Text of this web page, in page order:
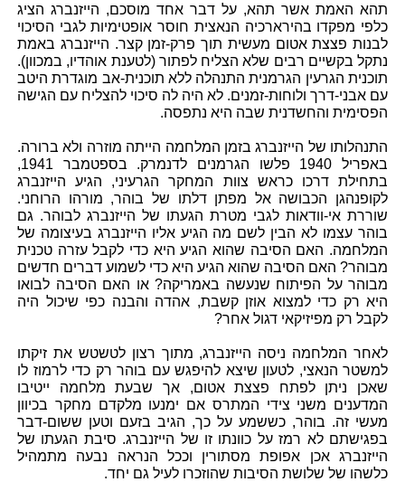
תהא האמת אשר תהא, על דבר אחד מוסכם, הייזנברג הציג
כלפי מפקדו בהירארכיה הנאצית חוסר אופטימיות לגבי הסיכוי
לבנות פצצת אטום מעשית תוך פרק-זמן קצר. הייזנברג באמת
נתקל בקשיים רבים שלא הצליח לפתור (לטענת אוהדיו, במכוון).
תוכנית הגרעין הגרמנית התנהלה ללא תוכנית-אב מוגדרת היטב
עם אבני-דרך ולוחות-זמנים. לא היה לה סיכוי להצליח עם הגישה
הפסימית והחשדנית שבה היא נתפסה.
התנהלותו של הייזנברג בזמן המלחמה הייתה מוזרה ולא ברורה.
באפריל 1940 פלשו הגרמנים לדנמרק. בספטמבר 1941,
בתחילת דרכו כראש צוות המחקר הגרעיני, הגיע הייזנברג
לקופנהגן הכבושה אל מפתן דלתו של בוהר, מורהו הרוחני.
שוררת אי-וודאות לגבי מטרת הגעתו של הייזנברג לבוהר. גם
בוהר עצמו לא הבין לשם מה הגיע אליו הייזנברג בעיצומה של
המלחמה. האם הסיבה שהוא הגיע היא כדי לקבל עזרה טכנית
מבוהר? האם הסיבה שהוא הגיע היא כדי לשמוע דברים חדשים
מבוהר על הפיתוח שנעשה באמריקה? או האם הסיבה לבואו
היא רק כדי למצוא אוזן קשבת, אהדה והבנה כפי שיכול היה
לקבל רק מפיזיקאי דגול אחר?
לאחר המלחמה ניסה הייזנברג, מתוך רצון לטשטש את זיקתו
למשטר הנאצי, לטעון שיצא להיפגש עם בוהר רק כדי לרמוז לו
שאכן ניתן לפתח פצצת אטום, אך שבעת מלחמה ייטיבו
המדענים משני צידי המתרס אם ימנעו מלקדם מחקר בכיוון
מעשי זה. בוהר, כששמע על כך, הגיב בזעם וטען ששום-דבר
בפגישתם לא רמז על כוונתו זו של הייזנברג. סיבת הגעתו של
הייזנברג אכן אפופת מסתורין וככל הנראה נבעה מתמהיל
כלשהו של שלושת הסיבות שהוזכרו לעיל גם יחד.